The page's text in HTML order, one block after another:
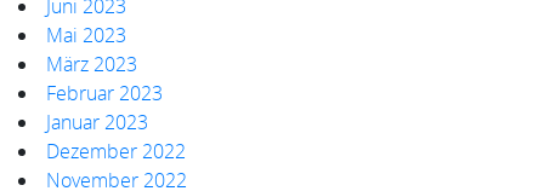
Juni 2023
Mai 2023
März 2023
Februar 2023
Januar 2023
Dezember 2022
November 2022